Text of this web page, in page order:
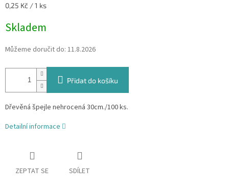
Měrná
0,25 Kč / 1 ks
Skladem
Můžeme doručit do: 11.8.2026
Přidat do košíku
Dřevěná špejle nehrocená 30cm./100 ks.
Detailní informace
ZEPTAT SE SDÍLET